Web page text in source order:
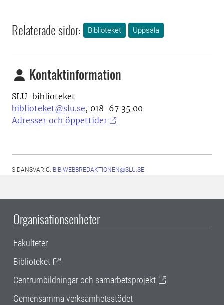
Relaterade sidor: Biblioteket Uppsala
Kontaktinformation
SLU-biblioteket
biblioteket@slu.se, 018-67 35 00
Adresser och öppettider
SIDANSVARIG: BIB-WEBBREDAKTIONEN@SLU.SE
Organisationsenheter
Fakulteter
Biblioteket
Centrumbildningar och samarbetsprojekt
Gemensamma verksamhetsstödet